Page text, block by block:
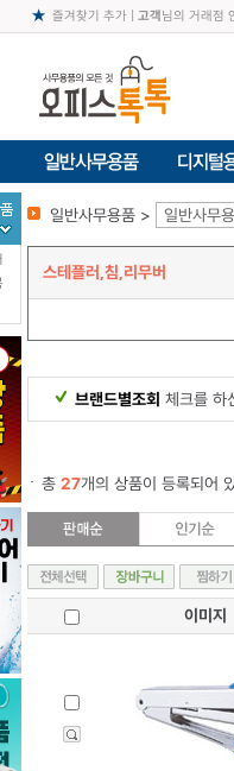
즐겨찾기 추가| 고객님의 거래점
일반사무용품 > 일반사무
스테플러,침,리무버
브랜드별조회 체크를 하
총 27개의 상품이 등록되어
이미지